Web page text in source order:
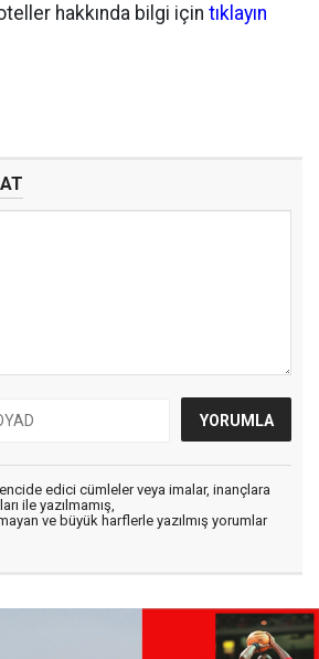
hakkında bilgi için tıklayın
edici cümleler veya imalar, inançlara
ile yazılmamış,
ve büyük harflerle yazılmış yorumlar